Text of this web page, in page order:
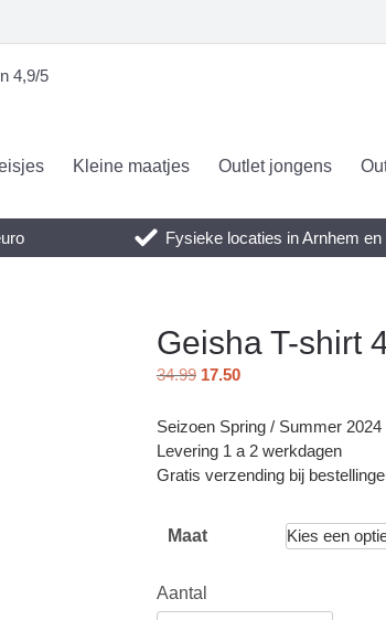
4,9/5
Kleine maatjes Outlet jongens
Fysieke locaties in Arnhem
Geisha T-shirt
34.99 17.50
Seizoen Spring / Summer 2024
Levering 1 a 2 werkdagen
Gratis verzending bij
Maat
Aantal